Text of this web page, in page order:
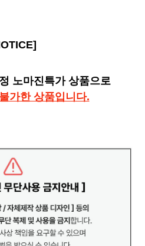
노마진특가 상품으로
가한 상품입니다.